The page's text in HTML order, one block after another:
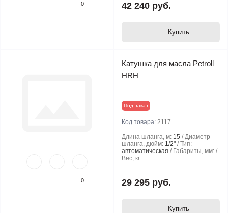
0 42 240 руб.
Купить
0
Катушка для масла Petroll
HRH
Под заказ
Код товара: 2117
Длина шланга, м: 15
Диаметр
шланга, дюйм: 1/2"
Тип:
автоматическая
Габариты, мм:
Вес, кг:
29 295 руб.
Купить